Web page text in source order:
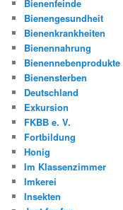
Bienenfeinde
Bienengesundheit
Bienenkrankheiten
Bienennahrung
Bienennebenprodukte
Bienensterben
Deutschland
Exkursion
FKBB e. V.
Fortbildung
Honig
Im Klassenzimmer
Imkerei
Insekten